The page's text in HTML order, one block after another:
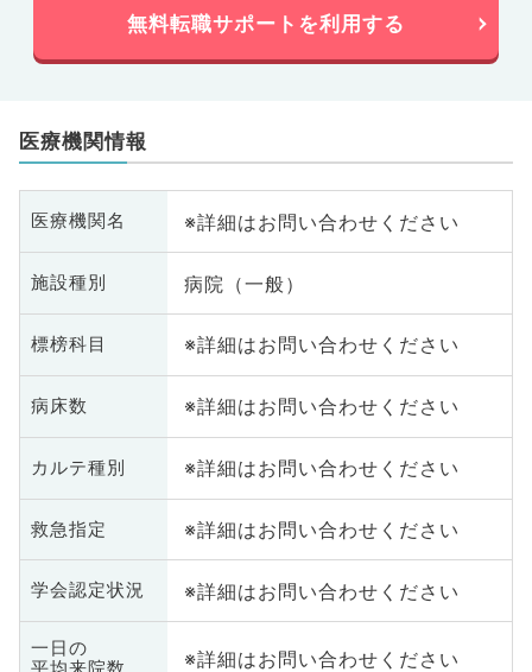
無料転職サポートを利用する
医療機関情報
医療機関名 ※詳細はお問い合わせください
施設種別 病院（一般）
標榜科目 ※詳細はお問い合わせください
病床数 ※詳細はお問い合わせください
カルテ種別 ※詳細はお問い合わせください
救急指定 ※詳細はお問い合わせください
学会認定状況 ※詳細はお問い合わせください
一日の
※詳細はお問い合わせください